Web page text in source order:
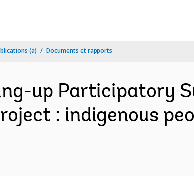
(a) Documents et rapports
up Participatory
: indigenous